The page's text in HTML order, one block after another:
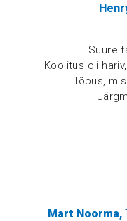
Suure
Koolitus oli
lõbus,
Mart Noorma,